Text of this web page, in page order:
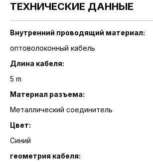
ТЕХНИЧЕСКИЕ ДАННЫЕ
Внутренний проводящий материал:
оптоволоконный кабель
Длина кабеля:
5 m
Материал разъема:
Металлический соединитель
Цвет:
Синий
геометрия кабеля: